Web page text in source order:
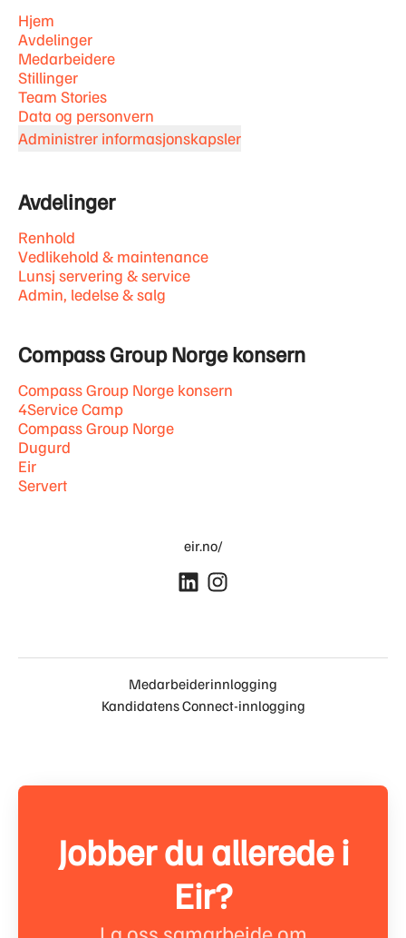
Hjem
Avdelinger
Medarbeidere
Stillinger
Team Stories
Data og personvern
Administrer informasjonskapsler
Avdelinger
Renhold
Vedlikehold & maintenance
Lunsj servering & service
Admin, ledelse & salg
Compass Group Norge konsern
Compass Group Norge konsern
4Service Camp
Compass Group Norge
Dugurd
Eir
Servert
eir.no/
Medarbeiderinnlogging
Kandidatens Connect-innlogging
Jobber du allerede i
Eir?